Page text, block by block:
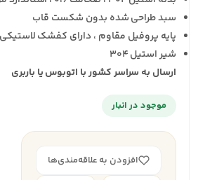
سبد طراحی شده بدون شکست قاب
پایه پروفیل مقاوم ، دارای کفشک لاستیکی
شیر استیل ۳۰۴
ارسال به سراسر کشور با اتوبوس یا باربری
موجود در انبار
افزودن به علاقه‌مندی‌ها